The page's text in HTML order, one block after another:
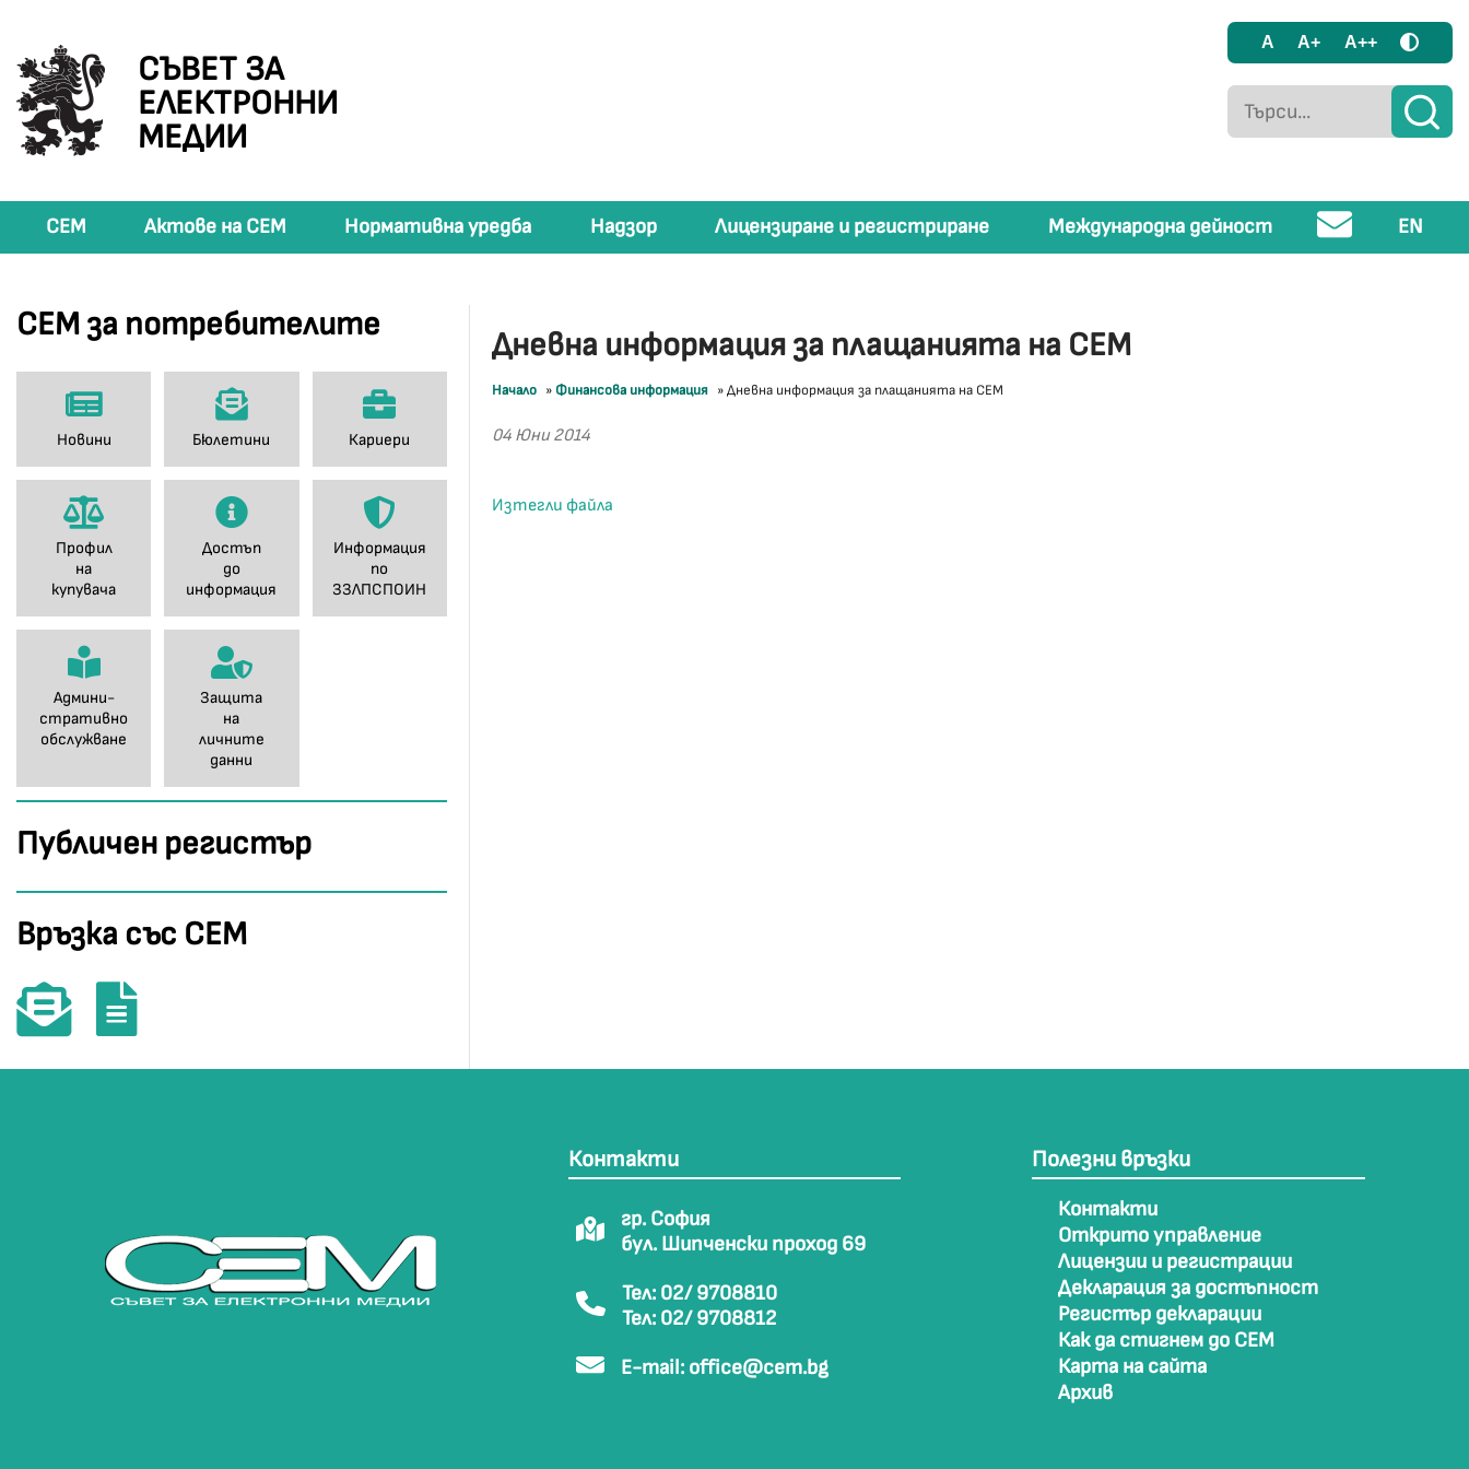
СЪВЕТ ЗА
ЕЛЕКТРОННИ
МЕДИИ
A A+ A++
СЕМ Актове на СЕМ Нормативна уредба Надзор Лицензиране и регистриране Международна дейност EN
СЕМ за потребителите
Новини Бюлетини Кариери
Профил
на
купувача
Достъп
до
информация
Информация
по
ЗЗЛПСПОИН
Админи-
стративно
обслужване
Защита
на
личните
данни
Публичен регистър
Връзка със СЕМ
Дневна информация за плащанията на СЕМ
Начало » Финансова информация »Дневна информация за плащанията на СЕМ
04 Юни 2014
Изтегли файла
Контакти
гр. София
бул. Шипченски проход 69
Тел: 02/ 9708810
Тел: 02/ 9708812
E-mail: office@cem.bg
Полезни връзки
Контакти
Открито управление
Лицензии и регистрации
Декларация за достъпност
Регистър декларации
Как да стигнем до СЕМ
Карта на сайта
Архив